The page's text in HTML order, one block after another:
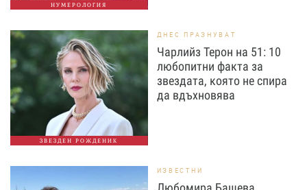
НУМЕРОЛОГИЯ
ЗВЕЗДЕН РОЖДЕНИК
ДНЕС ПРАЗНУВАТ
Чарлийз Терон на 51: 10
любопитни факта за
звездата, която не спира
да вдъхновява
ИЗВЕСТНИ